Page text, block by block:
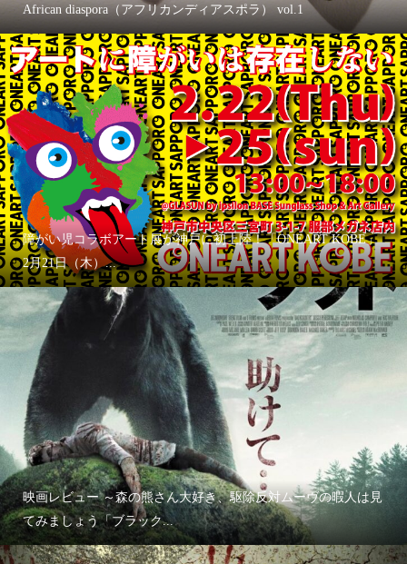
African diaspora（アフリカンディアスポラ） vol.1
障がい児コラボアート展が神戸に初上陸！「ONEART KOBE」
2月21日（木）...
映画レビュー ～森の熊さん大好き、駆除反対ムーヴの暇人は見
てみましょう「ブラック...